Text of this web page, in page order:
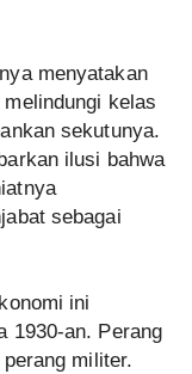
menyatakan
kelas
sekutunya.
ilusi bahwa
sebagai
ini
1930-an. Perang
militer.